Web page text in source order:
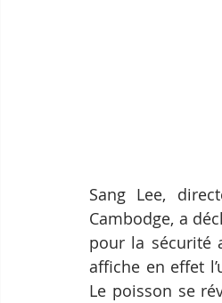
Sang Lee,
Cambodge, a
pour la sécurité
affiche en effet
Le poisson se